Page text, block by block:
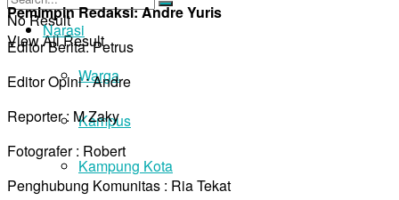
No Result
View All Result
Narasi
Warga
Kampus
Kampung Kota
Pemimpin Redaksi: Andre Yuris
Editor Berita: Petrus
Editor Opini : Andre
Reporter : M Zaky
Fotografer : Robert
Penghubung Komunitas : Ria Tekat